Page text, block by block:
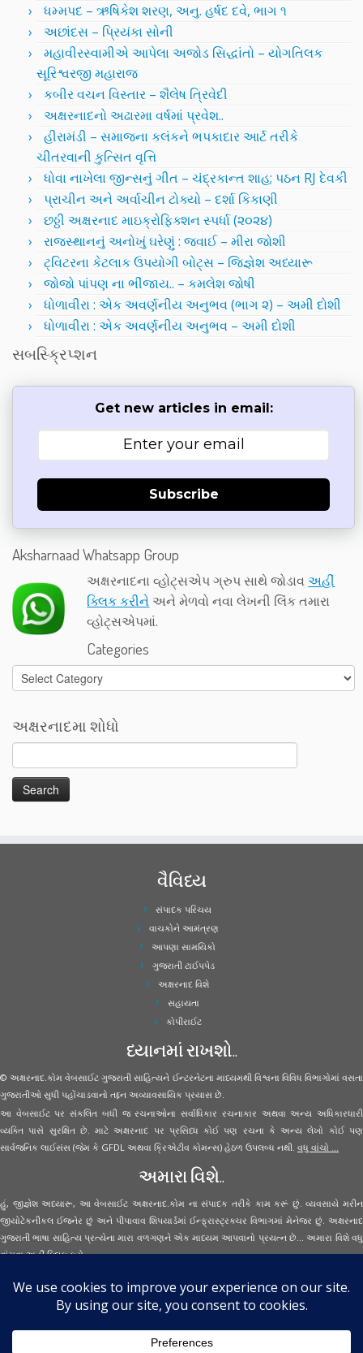
ધમ્મપદ – ઋષિકેશ શરણ, અનુ. હર્ષદ દવે, ભાગ ૧
અછાંદસ – પ્રિયંકા સોની
મહાવીરસ્વામીએ આપેલા અજોડ સિદ્ધાંતો – યોગતિલક
સૂરિશ્વરજી મહારાજ
કબીર વચન વિસ્તાર – શૈલેષ ત્રિવેદી
અક્ષરનાદનો અઢારમા વર્ષમાં પ્રવેશ..
હીરામંડી – સમાજના કલંકને ભપકાદાર આર્ટ તરીકે
ચીતરવાની કુત્સિત વૃત્તિ
ધોવા નાખેલા જીન્સનું ગીત – ચંદ્રકાન્ત શાહ; પઠન RJ દેવકી
પ્રાચીન અને અર્વાચીન ટોક્યો – દર્શા કિકાણી
છઠ્ઠી અક્ષરનાદ માઇક્રોફિક્શન સ્પર્ધા (૨૦૨૪)
રાજસ્થાનનું અનોખું ઘરેણું : જવાઈ – મીરા જોશી
ટ્વિટરના કેટલાક ઉપયોગી બોટ્સ – જિજ્ઞેશ અધ્યારૂ
જોજો પાંપણ ના ભીંજાય.. – કમલેશ જોષી
ધોળાવીરા : એક અવર્ણનીય અનુભવ (ભાગ ૨) – અમી દોશી
ધોળાવીરા : એક અવર્ણનીય અનુભવ – અમી દોશી
સબસ્ક્રિપ્શન
Get new articles in email:
Subscribe
Aksharnaad Whatsapp Group
અક્ષરનાદના વ્હોટ્સએપ ગ્રુપ સાથે જોડાવઅહીં
ક્લિક કરીને અને મેળવો નવા લેખની લિંક તમારા
વ્હોટ્સએપમાં.
Categories
Categories
અક્ષરનાદમા શોધો
વૈવિધ્ય
સંપાદક પરિચય
વાચકોને આમંત્રણ
આપણા સામયિકો
ગુજરાતી ટાઈપપેડ
અક્ષરનાદ વિશે
સહાયતા
કોપીરાઈટ
ધ્યાનમાં રાખશો..
© અક્ષરનાદ.કોમ વેબસાઈટ ગુજરાતી સાહિત્યને ઈન્ટરનેટના માધ્યમથી વિશ્વના વિવિધ વિભાગોમાં વસતા
ગુજરાતીઓ સુધી પહોંચાડવાનો તદ્દન અવ્યાવસાયિક પ્રયાસ છે.
આ વેબસાઈટ પર સંકલિત બધી જ રચનાઓના સર્વાધિકાર રચનાકાર અથવા અન્ય અધિકારધારી
વ્યક્તિ પાસે સુરક્ષિત છે. માટે અક્ષરનાદ પર પ્રસિધ્ધ કોઈ પણ રચના કે અન્ય લેખો કોઈ પણ
સાર્વજનિક લાઈસંસ (જેમ કે GFDL અથવા ક્રિએટીવ કોમન્સ) હેઠળ ઉપલબ્ધ નથી. વધુ વાંચો ...
અમારા વિશે..
હું, જીજ્ઞેશ અધ્યારૂ, આ વેબસાઈટ અક્ષરનાદ.કોમ ના સંપાદક તરીકે કામ કરૂં છું. વ્યવસાયે મરીન
જીયોટેકનીકલ ઈજનેર છું અને પીપાવાવ શિપયાર્ડમાં ઈન્ફ્રાસ્ટ્રક્ચર વિભાગમાં મેનેજર છું. અક્ષરનાદ
ગુજરાતી ભાષા સાહિત્ય પ્રત્યેના મારા વળગણને એક માધ્યમ આપવાનો પ્રયત્ન છે... અમારા વિશે વધુ
વાંચવાઅહીં ક્લિક કરો...
Secured Site Assurance